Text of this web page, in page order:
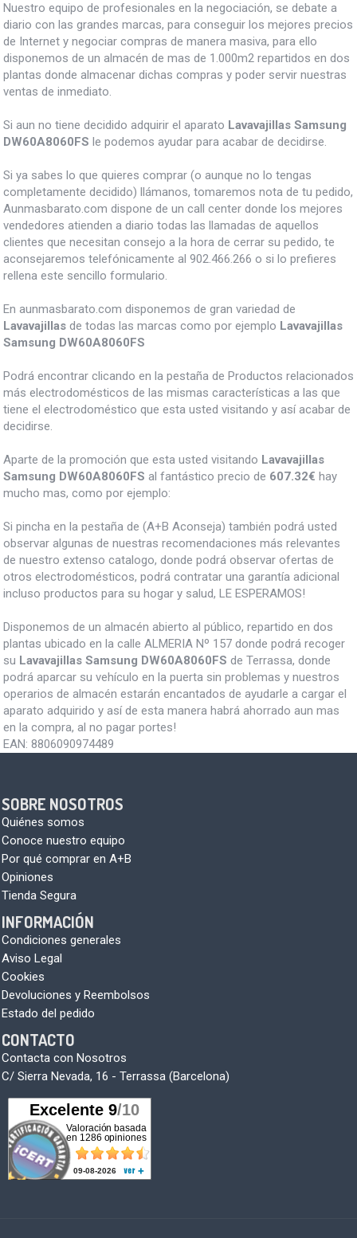
Nuestro equipo de profesionales en la negociación, se debate a
diario con las grandes marcas, para conseguir los mejores precios
de Internet y negociar compras de manera masiva, para ello
disponemos de un almacén de mas de 1.000m2 repartidos en dos
plantas donde almacenar dichas compras y poder servir nuestras
ventas de inmediato.
Si aun no tiene decidido adquirir el aparato Lavavajillas Samsung
DW60A8060FS le podemos ayudar para acabar de decidirse.
Si ya sabes lo que quieres comprar (o aunque no lo tengas
completamente decidido) llámanos, tomaremos nota de tu pedido,
Aunmasbarato.com dispone de un call center donde los mejores
vendedores atienden a diario todas las llamadas de aquellos
clientes que necesitan consejo a la hora de cerrar su pedido, te
aconsejaremos telefónicamente al 902.466.266 o si lo prefieres
rellena este sencillo formulario.
En aunmasbarato.com disponemos de gran variedad de
Lavavajillas de todas las marcas como por ejemplo Lavavajillas
Samsung DW60A8060FS
Podrá encontrar clicando en la pestaña de Productos relacionados
más electrodomésticos de las mismas características a las que
tiene el electrodoméstico que esta usted visitando y así acabar de
decidirse.
Aparte de la promoción que esta usted visitando Lavavajillas
Samsung DW60A8060FS al fantástico precio de 607.32€ hay
mucho mas, como por ejemplo:
Si pincha en la pestaña de (A+B Aconseja) también podrá usted
observar algunas de nuestras recomendaciones más relevantes
de nuestro extenso catalogo, donde podrá observar ofertas de
otros electrodomésticos, podrá contratar una garantía adicional
incluso productos para su hogar y salud, LE ESPERAMOS!
Disponemos de un almacén abierto al público, repartido en dos
plantas ubicado en la calle ALMERIA Nº 157 donde podrá recoger
su Lavavajillas Samsung DW60A8060FS de Terrassa, donde
podrá aparcar su vehículo en la puerta sin problemas y nuestros
operarios de almacén estarán encantados de ayudarle a cargar el
aparato adquirido y así de esta manera habrá ahorrado aun mas
en la compra, al no pagar portes!
EAN: 8806090974489
SOBRE NOSOTROS
Quiénes somos
Conoce nuestro equipo
Por qué comprar en A+B
Opiniones
Tienda Segura
INFORMACIÓN
Condiciones generales
Aviso Legal
Cookies
Devoluciones y Reembolsos
Estado del pedido
CONTACTO
Contacta con Nosotros
C/ Sierra Nevada, 16 - Terrassa (Barcelona)